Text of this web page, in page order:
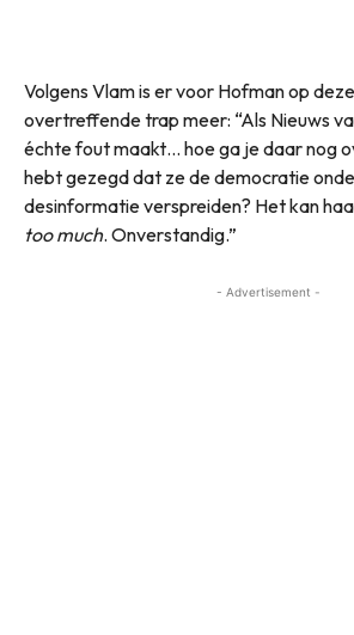
Volgens Vlam is er voor Hofman op
overtreffende trap meer: “Als Nieuws
échte fout maakt… hoe ga je daar nog
hebt gezegd dat ze de democratie
desinformatie verspreiden? Het kan
too much. Onverstandig.”
- Advertisement -